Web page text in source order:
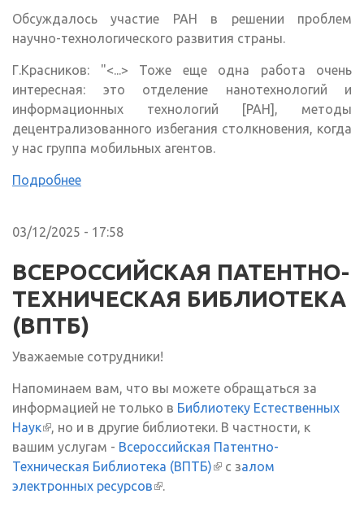
Обсуждалось участие РАН в решении проблем
научно-технологического развития страны.
Г.Красников: "<...> Тоже еще одна работа очень
интересная: это отделение нанотехнологий и
информационных технологий [РАН], методы
децентрализованного избегания столкновения, когда
у нас группа мобильных агентов.
Подробнее
03/12/2025 - 17:58
ВСЕРОССИЙСКАЯ ПАТЕНТНО-
ТЕХНИЧЕСКАЯ БИБЛИОТЕКА
(ВПТБ)
Уважаемые сотрудники!
Напоминаем вам, что вы можете обращаться за
информацией не только в Библиотеку Естественных
Наук(внешняя ссылка)
, но и в другие библиотеки. В частности, к
вашим услугам - Всероссийская Патентно-
Техническая Библиотека (ВПТБ)(внешняя ссылка)
с залом
электронных ресурсов(внешняя ссылка)
.